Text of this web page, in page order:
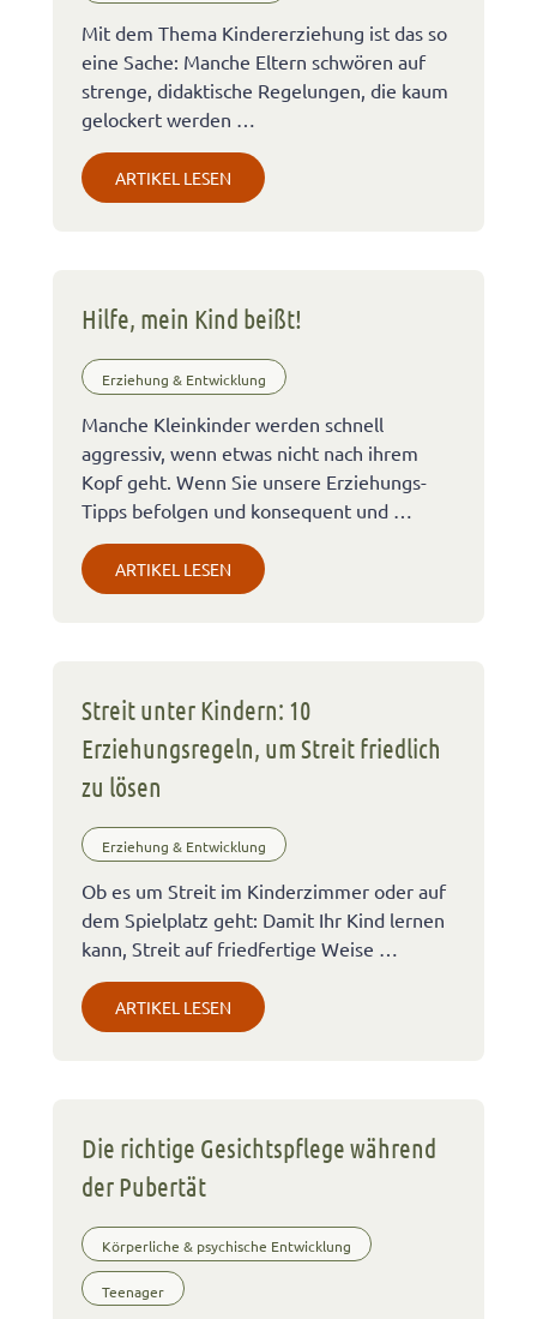
Mit dem Thema Kindererziehung ist das so
eine Sache: Manche Eltern schwören auf
strenge, didaktische Regelungen, die kaum
gelockert werden …
ARTIKEL LESEN
Hilfe, mein Kind beißt!
Erziehung & Entwicklung
Manche Kleinkinder werden schnell
aggressiv, wenn etwas nicht nach ihrem
Kopf geht. Wenn Sie unsere Erziehungs-
Tipps befolgen und konsequent und …
ARTIKEL LESEN
Streit unter Kindern: 10
Erziehungsregeln, um Streit friedlich
zu lösen
Erziehung & Entwicklung
Ob es um Streit im Kinderzimmer oder auf
dem Spielplatz geht: Damit Ihr Kind lernen
kann, Streit auf friedfertige Weise …
ARTIKEL LESEN
Die richtige Gesichtspflege während
der Pubertät
Körperliche & psychische Entwicklung
Teenager